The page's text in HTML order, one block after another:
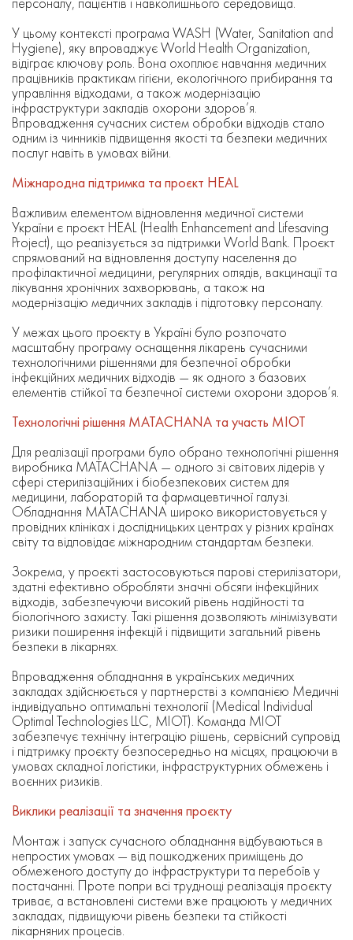
У цьому контексті програма WASH (Water, Sanitation and
Hygiene), яку впроваджує World Health Organization,
відіграє ключову роль. Вона охоплює навчання медичних
працівників практикам гігієни, екологічного прибирання та
управління відходами, а також модернізацію
інфраструктури закладів охорони здоров’я.
Впровадження сучасних систем обробки відходів стало
одним із чинників підвищення якості та безпеки медичних
послуг навіть в умовах війни.
Міжнародна підтримка та проєкт HEAL
Важливим елементом відновлення медичної системи
України є проєкт HEAL (Health Enhancement and Lifesaving
Project), що реалізується за підтримки World Bank. Проєкт
спрямований на відновлення доступу населення до
профілактичної медицини, регулярних оглядів, вакцинації та
лікування хронічних захворювань, а також на
модернізацію медичних закладів і підготовку персоналу.
У межах цього проєкту в Україні було розпочато
масштабну програму оснащення лікарень сучасними
технологічними рішеннями для безпечної обробки
інфекційних медичних відходів — як одного з базових
елементів стійкої та безпечної системи охорони здоров’я.
Технологічні рішення MATACHANA та участь МІОТ
Для реалізації програми було обрано технологічні рішення
виробника MATACHANA — одного зі світових лідерів у
сфері стерилізаційних і біобезпекових систем для
медицини, лабораторій та фармацевтичної галузі.
Обладнання MATACHANA широко використовується у
провідних клініках і дослідницьких центрах у різних країнах
світу та відповідає міжнародним стандартам безпеки.
Зокрема, у проєкті застосовуються парові стерилізатори,
здатні ефективно обробляти значні обсяги інфекційних
відходів, забезпечуючи високий рівень надійності та
біологічного захисту. Такі рішення дозволяють мінімізувати
ризики поширення інфекцій і підвищити загальний рівень
безпеки в лікарнях.
Впровадження обладнання в українських медичних
закладах здійснюється у партнерстві з компанією Медичні
індивідуально оптимальні технології (Medical Individual
Optimal Technologies LLC, МІОТ). Команда МІОТ
забезпечує технічну інтеграцію рішень, сервісний супровід
і підтримку проєкту безпосередньо на місцях, працюючи в
умовах складної логістики, інфраструктурних обмежень і
воєнних ризиків.
Виклики реалізації та значення проєкту
Монтаж і запуск сучасного обладнання відбуваються в
непростих умовах — від пошкоджених приміщень до
обмеженого доступу до інфраструктури та перебоїв у
постачанні. Проте попри всі труднощі реалізація проєкту
триває, а встановлені системи вже працюють у медичних
закладах, підвищуючи рівень безпеки та стійкості
лікарняних процесів.